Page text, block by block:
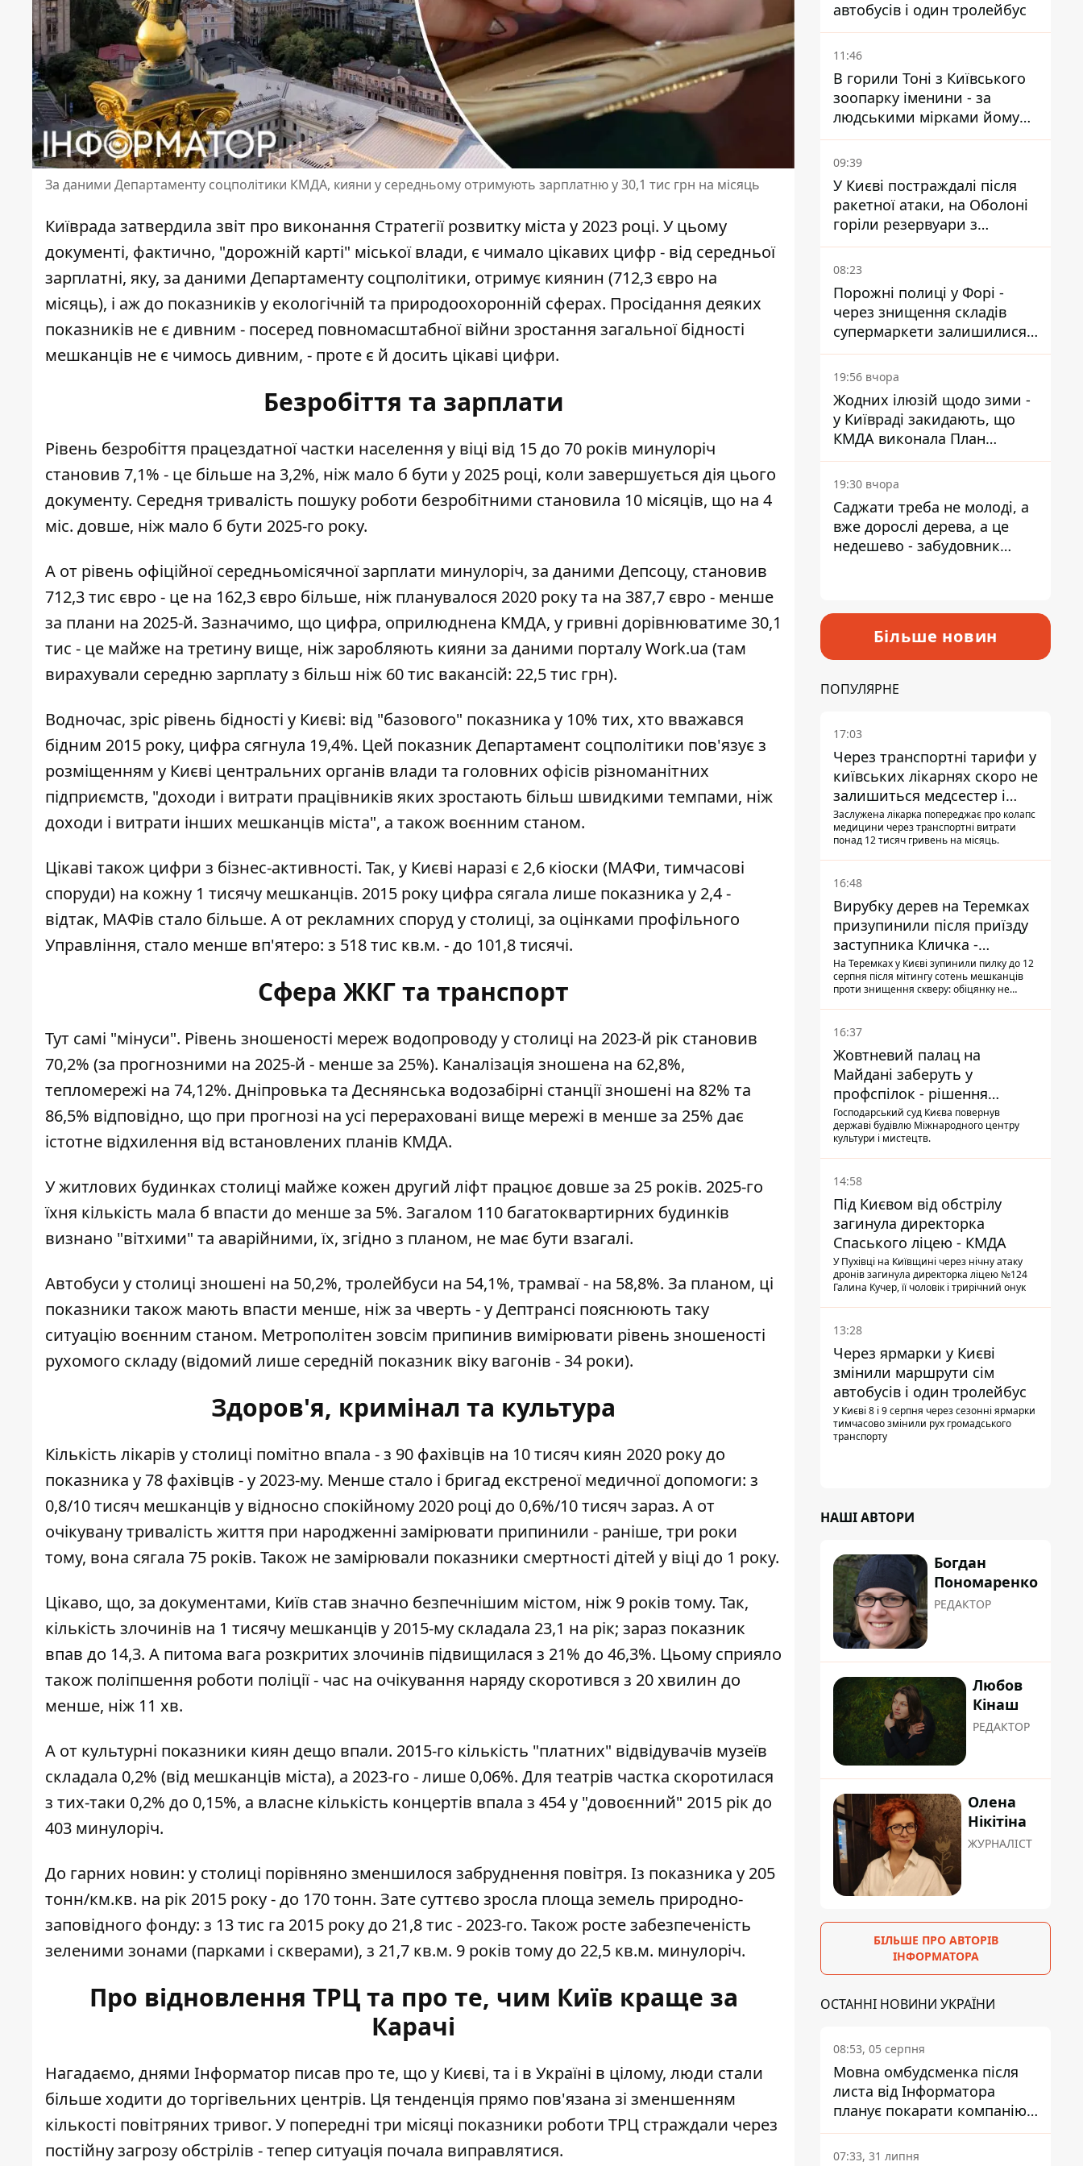
За даними Департаменту соцполітики КМДА, кияни у середньому отримують зарплатню у 30,1 тис грн на місяць
Київрада затвердила звіт про виконання Стратегії розвитку міста у 2023 році. У цьому
документі, фактично, "дорожній карті" міської влади, є чимало цікавих цифр - від середньої
зарплатні, яку, за даними Департаменту соцполітики, отримує киянин (712,3 євро на
місяць), і аж до показників у екологічній та природоохоронній сферах. Просідання деяких
показників не є дивним - посеред повномасштабної війни зростання загальної бідності
мешканців не є чимось дивним, - проте є й досить цікаві цифри.
Безробіття та зарплати
Рівень безробіття працездатної частки населення у віці від 15 до 70 років минулоріч
становив 7,1% - це більше на 3,2%, ніж мало б бути у 2025 році, коли завершується дія цього
документу. Середня тривалість пошуку роботи безробітними становила 10 місяців, що на 4
міс. довше, ніж мало б бути 2025-го року.
А от рівень офіційної середньомісячної зарплати минулоріч, за даними Депсоцу, становив
712,3 тис євро - це на 162,3 євро більше, ніж планувалося 2020 року та на 387,7 євро - менше
за плани на 2025-й. Зазначимо, що цифра, оприлюднена КМДА, у гривні дорівнюватиме 30,1
тис - це майже на третину вище, ніж заробляють кияни за даними порталу Work.ua (там
вирахували середню зарплатуз більш ніж 60 тис вакансій: 22,5 тис грн).
Водночас, зріс рівень бідності у Києві: від "базового" показника у 10% тих, хто вважався
бідним 2015 року, цифра сягнула 19,4%. Цей показник Департамент соцполітики пов'язує з
розміщенням у Києві центральних органів влади та головних офісів різноманітних
підприємств, "доходи і витрати працівників яких зростають більш швидкими темпами, ніж
доходи і витрати інших мешканців міста", а також воєнним станом.
Цікаві також цифри з бізнес-активності. Так, у Києві наразі є 2,6 кіоски (МАФи, тимчасові
споруди) на кожну 1 тисячу мешканців. 2015 року цифра сягала лише показника у 2,4 -
відтак, МАФів стало більше. А от рекламних споруд у столиці, за оцінками профільного
Управління, стало менше вп'ятеро: з 518 тис кв.м. - до 101,8 тисячі.
Сфера ЖКГ та транспорт
Тут самі "мінуси". Рівень зношеності мереж водопроводу у столиці на 2023-й рік становив
70,2% (за прогнозними на 2025-й - менше за 25%). Каналізація зношена на 62,8%,
тепломережі на 74,12%. Дніпровька та Деснянська водозабірні станції зношені на 82% та
86,5% відповідно, що при прогнозі на усі перераховані вище мережі в менше за 25% дає
істотне відхилення від встановлених планів КМДА.
У житлових будинках столиці майже кожен другий ліфт працює довше за 25 років. 2025-го
їхня кількість мала б впасти до менше за 5%. Загалом 110 багатоквартирних будинків
визнано "вітхими" та аварійними, їх, згідно з планом, не має бути взагалі.
Автобуси у столиці зношені на 50,2%, тролейбуси на 54,1%, трамваї - на 58,8%. За планом, ці
показники також мають впасти менше, ніж за чверть - у Дептрансі пояснюють таку
ситуацію воєнним станом. Метрополітен зовсім припинив вимірювати рівень зношеності
рухомого складу (відомий лише середній показник віку вагонів - 34 роки).
Здоров'я, кримінал та культура
Кількість лікарів у столиці помітно впала - з 90 фахівців на 10 тисяч киян 2020 року до
показника у 78 фахівців - у 2023-му. Менше стало і бригад екстреної медичної допомоги: з
0,8/10 тисяч мешканців у відносно спокійному 2020 році до 0,6%/10 тисяч зараз. А от
очікувану тривалість життя при народженні замірювати припинили - раніше, три роки
тому, вона сягала 75 років. Також не замірювали показники смертності дітей у віці до 1 року.
Цікаво, що, за документами, Київ став значно безпечнішим містом, ніж 9 років тому. Так,
кількість злочинів на 1 тисячу мешканців у 2015-му складала 23,1 на рік; зараз показник
впав до 14,3. А питома вага розкритих злочинів підвищилася з 21% до 46,3%. Цьому сприяло
також поліпшення роботи поліції - час на очікування наряду скоротився з 20 хвилин до
менше, ніж 11 хв.
А от культурні показники киян дещо впали. 2015-го кількість "платних" відвідувачів музеїв
складала 0,2% (від мешканців міста), а 2023-го - лише 0,06%. Для театрів частка скоротилася
з тих-таки 0,2% до 0,15%, а власне кількість концертів впала з 454 у "довоєнний" 2015 рік до
403 минулоріч.
До гарних новин: у столиці порівняно зменшилося забруднення повітря. Із показника у 205
тонн/км.кв. на рік 2015 року - до 170 тонн. Зате суттєво зросла площа земель природно-
заповідного фонду: з 13 тис га 2015 року до 21,8 тис - 2023-го. Також росте забезпеченість
зеленими зонами (парками і скверами), з 21,7 кв.м. 9 років тому до 22,5 кв.м. минулоріч.
Про відновлення ТРЦ та про те, чим Київ краще за
Карачі
Нагадаємо, днями Інформатор писав про те, що у Києві, та і в Україні в цілому, люди стали
більше ходити до торгівельних центрів. Ця тенденція прямо пов'язана зі зменшенням
кількості повітряних тривог. У попередні три місяці показники роботи ТРЦ страждали через
постійну загрозу обстрілів - тепер ситуація почала виправлятися.
автобусів і один тролейбус
11:46
В горили Тоні з Київського
зоопарку іменини - за
людськими мірками йому
вже понад 90 років
09:39
У Києві постраждалі після
ракетної атаки, на Оболоні
горіли резервуари з
паливом
08:23
Порожні полиці у Форі -
через знищення складів
супермаркети залишилися
без асортименту
19:56 вчора
Жодних ілюзій щодо зими -
у Київраді закидають, що
КМДА виконала План
стійкості на 20%
19:30 вчора
Саджати треба не молоді, а
вже дорослі дерева, а це
недешево - забудовник
Більше новин
ПОПУЛЯРНЕ
17:03
Через транспортні тарифи у
київських лікарнях скоро не
залишиться медсестер і
санітарок - професор
Голубовська
Заслужена лікарка попереджає про колапс
медицини через транспортні витрати
понад 12 тисяч гривень на місяць.
16:48
Вирубку дерев на Теремках
призупинили після приїзду
заступника Кличка -
почався діалог
На Теремках у Києві зупинили пилку до 12
серпня після мітингу сотень мешканців
проти знищення скверу: обіцянку не
прибув налагодити комунікацію
16:37
Жовтневий палац на
Майдані заберуть у
профспілок - рішення
Господарського суду
Господарський суд Києва повернув
державі будівлю Міжнародного центру
культури і мистецтв.
14:58
Під Києвом від обстрілу
загинула директорка
Спаського ліцею - КМДА
У Пухівці на Київщині через нічну атаку
дронів загинула директорка ліцею №124
Галина Кучер, її чоловік і трирічний онук
13:28
Через ярмарки у Києві
змінили маршрути сім
автобусів і один тролейбус
У Києві 8 і 9 серпня через сезонні ярмарки
тимчасово змінили рух громадського
транспорту
НАШІ АВТОРИ
Богдан
Пономаренко
РЕДАКТОР
Любов
Кінаш
РЕДАКТОР
Олена
Нікітіна
ЖУРНАЛІСТ
БІЛЬШЕ ПРО АВТОРІВ
ІНФОРМАТОРА
ОСТАННІ НОВИНИ УКРАЇНИ
08:53, 05 серпня
Мовна омбудсменка після
листа від Інформатора
планує покарати компанію-
підрядника ПриватБанку
07:33, 31 липня